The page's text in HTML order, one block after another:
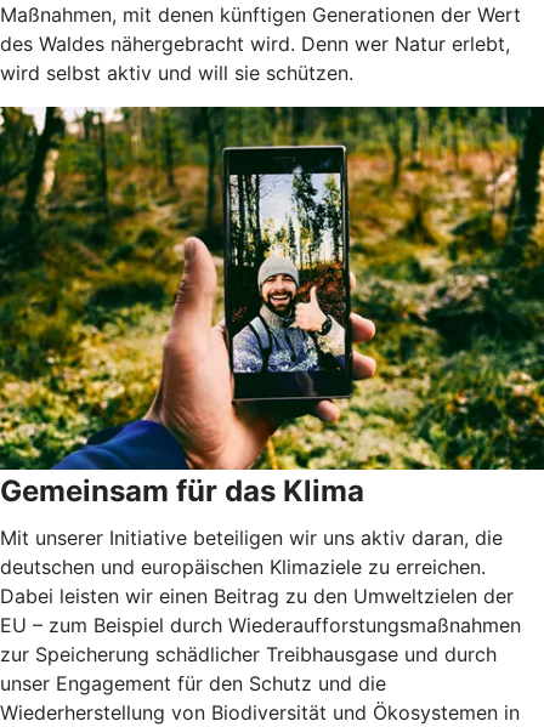
Maßnahmen, mit denen künftigen Generationen der Wert
des Waldes nähergebracht wird. Denn wer Natur erlebt,
wird selbst aktiv und will sie schützen.
Gemeinsam für das Klima
Mit unserer Initiative beteiligen wir uns aktiv daran, die
deutschen und europäischen Klimaziele zu erreichen.
Dabei leisten wir einen Beitrag zu den Umweltzielen der
EU – zum Beispiel durch Wiederaufforstungsmaßnahmen
zur Speicherung schädlicher Treibhausgase und durch
unser Engagement für den Schutz und die
Wiederherstellung von Biodiversität und Ökosystemen in